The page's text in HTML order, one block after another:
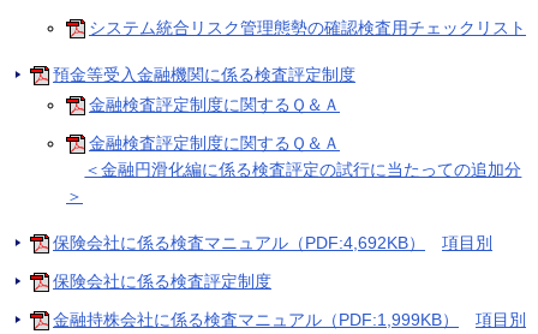
システム統合リスク管理態勢の確認検査用チェックリスト
預金等受入金融機関に係る検査評定制度
金融検査評定制度に関するＱ＆Ａ
金融検査評定制度に関するＱ＆Ａ
＜金融円滑化編に係る検査評定の試行に当たっての追加分
＞
保険会社に係る検査マニュアル（PDF:4,692KB）
項目別
保険会社に係る検査評定制度
金融持株会社に係る検査マニュアル（PDF:1,999KB）
項目別